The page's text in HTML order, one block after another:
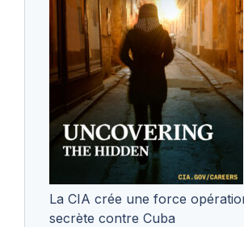
La CIA crée une force
secrète contre Cuba